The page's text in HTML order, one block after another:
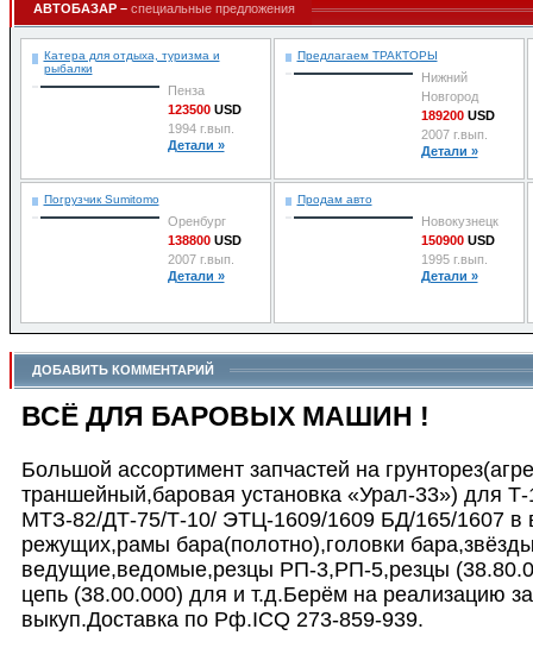
АВТОБАЗАР – специальные предложения
Катера для отдыха, туризма и
рыбалки
Пенза
123500USD
1994 г.вып.
Детали »
Предлагаем ТРАКТОРЫ
Нижний
Новгород
189200USD
2007 г.вып.
Детали »
Погрузчик Sumitomo
Оренбург
138800USD
2007 г.вып.
Детали »
Продам авто
Новокузнецк
150900USD
1995 г.вып.
Детали »
ДОБАВИТЬ КОММЕНТАРИЙ
ВСЁ ДЛЯ БАРОВЫХ МАШИН !
Большой ассортимент запчастей на
траншейный,баровая установка «Урал-33») для
МТЗ-82/ДТ-75/Т-10/ ЭТЦ-1609/1609 БД/165/1607 в
режущих,рамы бара(полотно),головки
ведущие,ведомые,резцы РП-3,РП-5,резцы
цепь (38.00.000) для и т.д.Берём на реализацию
выкуп.Доставка по Рф.ICQ 273-859-939.